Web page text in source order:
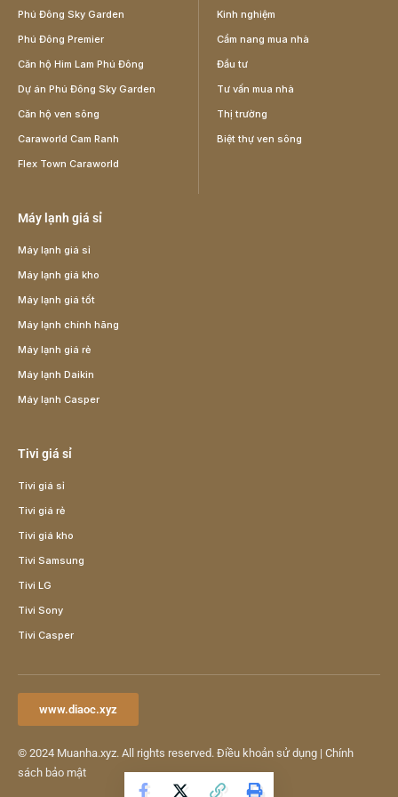
Phú Đông Sky Garden
Phú Đông Premier
Căn hộ Him Lam Phú Đông
Dự án Phú Đông Sky Garden
Căn hộ ven sông
Caraworld Cam Ranh
Flex Town Caraworld
Kinh nghiệm
Cẩm nang mua nhà
Đầu tư
Tư vấn mua nhà
Thị trường
Biệt thự ven sông
Máy lạnh giá sỉ
Máy lạnh giá sỉ
Máy lạnh giá kho
Máy lạnh giá tốt
Máy lạnh chính hãng
Máy lạnh giá rẻ
Máy lạnh Daikin
Máy lạnh Casper
Tivi giá sỉ
Tivi giá sỉ
Tivi giá rẻ
Tivi giá kho
Tivi Samsung
Tivi LG
Tivi Sony
Tivi Casper
www.diaoc.xyz
© 2024 Muanha.xyz. All rights reserved. Điều khoản sử dụng | Chính
sách bảo mật